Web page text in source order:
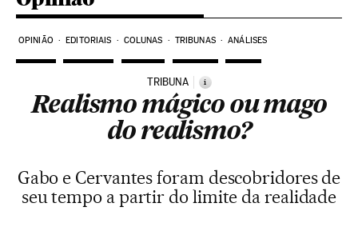
OPINIÃO EDITORIAIS COLUNAS TRIBUNAS ANÁLISES
TRIBUNA i
Realismo mágico ou mago
do realismo?
Gabo e Cervantes foram descobridores de
seu tempo a partir do limite da realidade